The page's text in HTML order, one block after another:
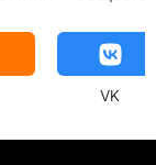
VK